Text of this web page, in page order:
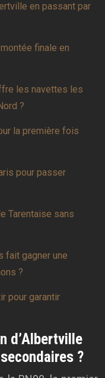
en passant par
finale en
les navettes les
?
la première fois
pour passer
Tarentaise sans
fait gagner une
?
pour garantir
d’Albertville
?